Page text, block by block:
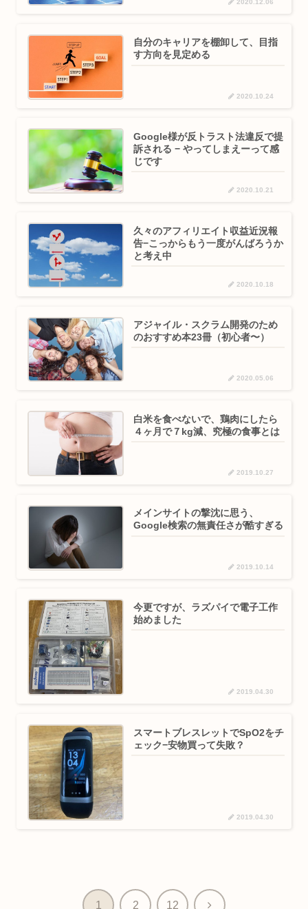
2020.12.06
自分のキャリアを棚卸して、目指
す方向を見定める
2020.10.24
Google様が反トラスト法違反で提
訴される − やってしまえーって感
じです
2020.10.21
久々のアフィリエイト収益近況報
告−こっからもう一度がんばろうか
と考え中
2020.10.18
アジャイル・スクラム開発のため
のおすすめ本23冊（初心者〜）
2020.05.06
白米を食べないで、鶏肉にしたら
４ヶ月で７kg減、究極の食事とは
2019.10.27
メインサイトの撃沈に思う、
Google検索の無責任さが酷すぎる
2019.10.14
今更ですが、ラズパイで電子工作
始めました
2019.04.30
スマートブレスレットでSpO2をチ
ェック−安物買って失敗？
2019.04.30
1 2 12 次